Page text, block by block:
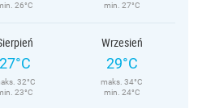
26°C
min. 27°C
27°C
32°C
23°C
Wrzesień
29°C
maks. 34°C
min. 24°C